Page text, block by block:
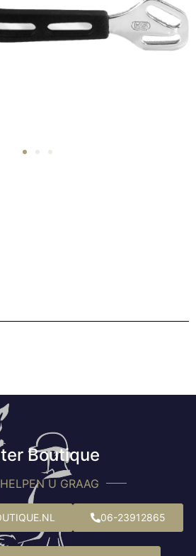
Boutique
U GRAAG
06-23912865